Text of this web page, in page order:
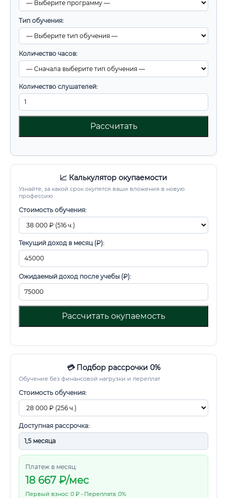
Тип обучения:
Количество часов:
Количество слушателей:
Рассчитать
📈 Калькулятор окупаемости
Узнайте, за какой срок окупятся ваши вложения в новую
профессию
Стоимость обучения:
Текущий доход в месяц (₽):
Ожидаемый доход после учебы (₽):
Рассчитать окупаемость
💳 Подбор рассрочки 0%
Обучение без финансовой нагрузки и переплат
Стоимость обучения:
Доступная рассрочка:
Платеж в месяц:
18 667 ₽/мес
Первый взнос: 0 ₽ • Переплата: 0%